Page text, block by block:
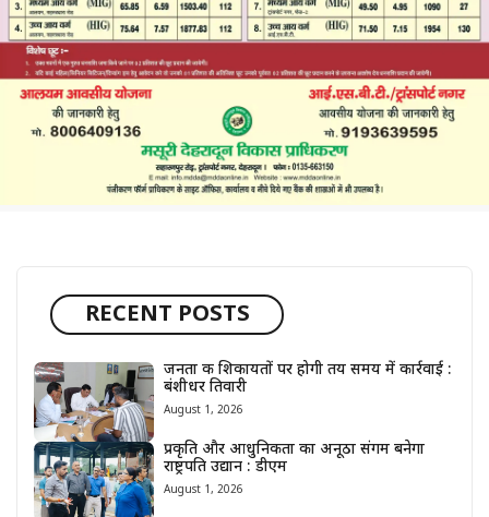
RECENT POSTS
जनता की शिकायतों पर होगी तय समय में कार्रवाई :
बंशीधर तिवारी
August 1, 2026
प्रकृति और आधुनिकता का अनूठा संगम बनेगा
राष्ट्रपति उद्यान : डीएम
August 1, 2026